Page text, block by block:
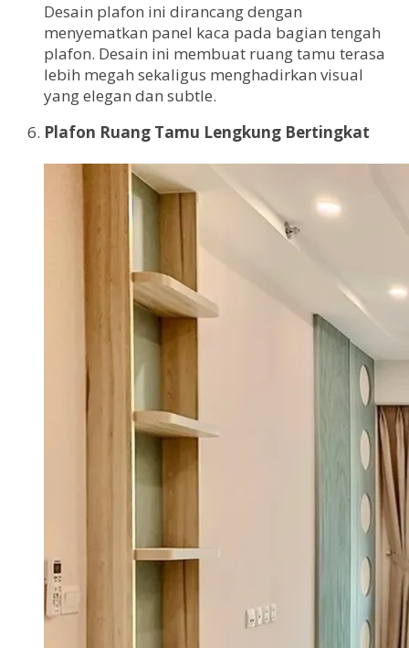
Desain plafon ini dirancang dengan
menyematkan panel kaca pada bagian tengah
plafon. Desain ini membuat ruang tamu terasa
lebih megah sekaligus menghadirkan visual
yang elegan dan subtle.
Plafon Ruang Tamu Lengkung Bertingkat